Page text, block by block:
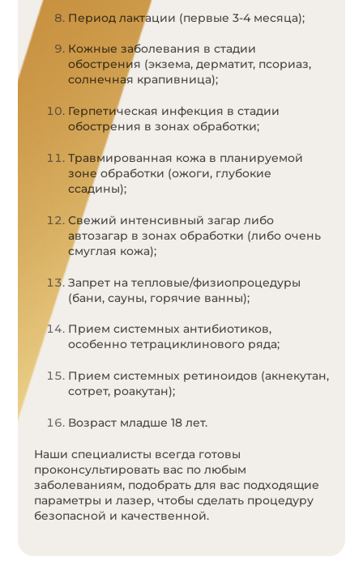
Период лактации (первые 3-4 месяца);
Кожные заболевания в стадии
обострения (экзема, дерматит, псориаз,
солнечная крапивница);
Герпетическая инфекция в стадии
обострения в зонах обработки;
Травмированная кожа в планируемой
зоне обработки (ожоги, глубокие
ссадины);
Свежий интенсивный загар либо
автозагар в зонах обработки (либо очень
смуглая кожа);
Запрет на тепловые/физиопроцедуры
(бани, сауны, горячие ванны);
Прием системных антибиотиков,
особенно тетрациклинового ряда;
Прием системных ретиноидов (акнекутан,
сотрет, роакутан);
Возраст младше 18 лет.
Наши специалисты всегда готовы
проконсультировать вас по любым
заболеваниям, подобрать для вас подходящие
параметры и лазер, чтобы сделать процедуру
безопасной и качественной.